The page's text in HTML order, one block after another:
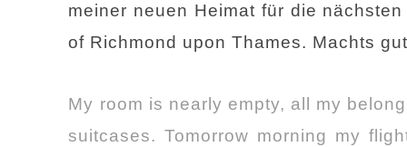
meiner neuen Heimat für die
of Richmond upon Thames. Machts
My room is nearly empty, all my
suitcases. Tomorrow morning my